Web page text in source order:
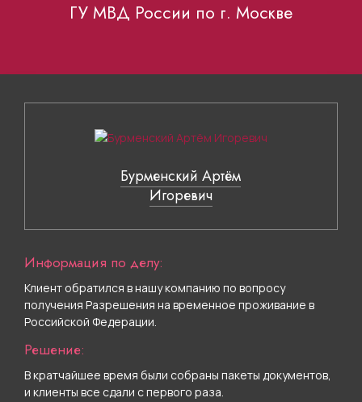
ГУ МВД России по г. Москве
Бурменский Артём
Игоревич
Информация по делу:
Клиент обратился в нашу компанию по вопросу
получения Разрешения на временное проживание в
Российской Федерации.
Решение:
В кратчайшее время были собраны пакеты документов,
и клиенты все сдали с первого раза.